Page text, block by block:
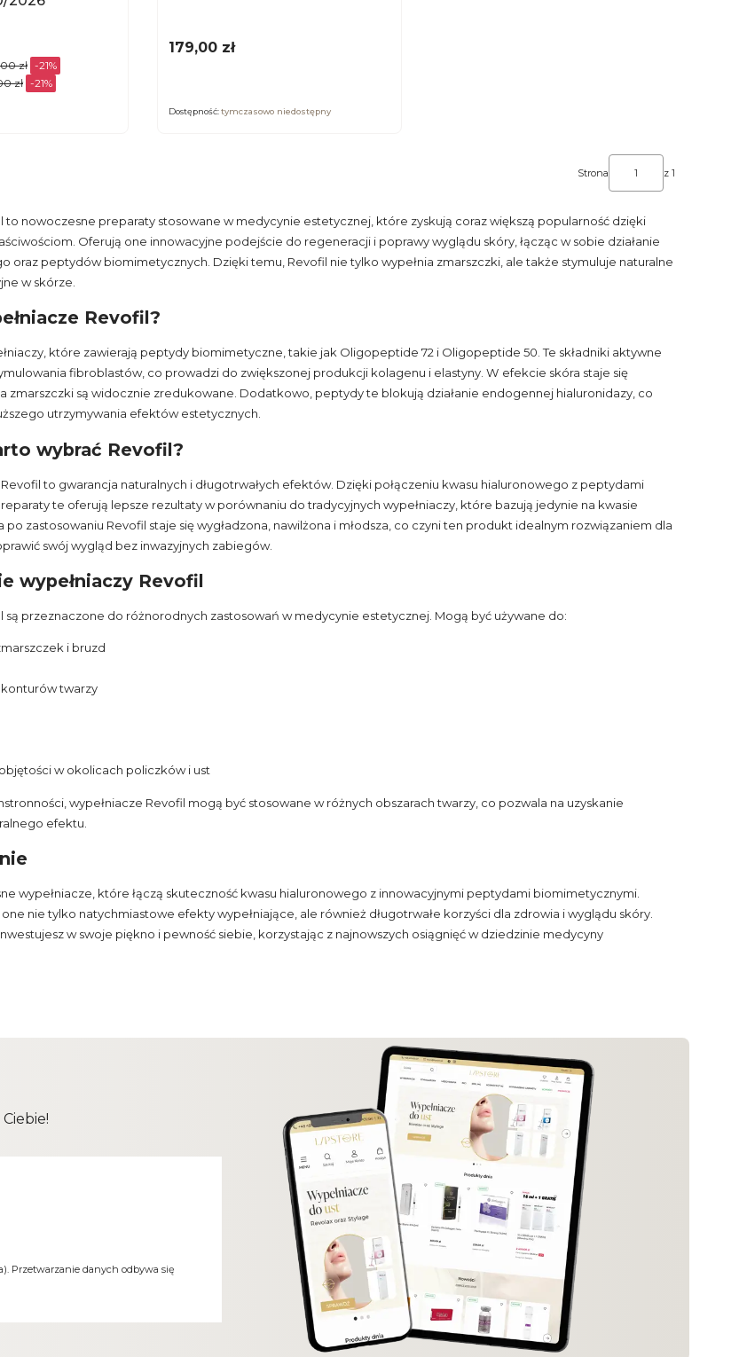
zł -21%
zł -21%
Cena
179,00 zł
Dostępność:tymczasowo niedostępny
Strona z 1
to nowoczesne preparaty stosowane w medycynie estetycznej, które zyskują coraz większą popularność dzięki
Oferują one innowacyjne podejście do regeneracji i poprawy wyglądu skóry, łącząc w sobie działanie
oraz peptydów biomimetycznych. Dzięki temu, Revofil nie tylko wypełnia zmarszczki, ale także stymuluje naturalne
w skórze.
Revofil?
które zawierają peptydy biomimetyczne, takie jak Oligopeptide 72 i Oligopeptide 50. Te składniki aktywne
fibroblastów, co prowadzi do zwiększonej produkcji kolagenu i elastyny. W efekcie skóra staje się
zmarszczki są widocznie zredukowane. Dodatkowo, peptydy te blokują działanie endogennej hialuronidazy, co
utrzymywania efektów estetycznych.
wybrać Revofil?
to gwarancja naturalnych i długotrwałych efektów. Dzięki połączeniu kwasu hialuronowego z peptydami
te oferują lepsze rezultaty w porównaniu do tradycyjnych wypełniaczy, które bazują jedynie na kwasie
po zastosowaniu Revofil staje się wygładzona, nawilżona i młodsza, co czyni ten produkt idealnym rozwiązaniem dla
swój wygląd bez inwazyjnych zabiegów.
wypełniaczy Revofil
są przeznaczone do różnorodnych zastosowań w medycynie estetycznej. Mogą być używane do:
i bruzd
twarzy
w okolicach policzków i ust
wypełniacze Revofil mogą być stosowane w różnych obszarach twarzy, co pozwala na uzyskanie
efektu.
wypełniacze, które łączą skuteczność kwasu hialuronowego z innowacyjnymi peptydami biomimetycznymi.
nie tylko natychmiastowe efekty wypełniające, ale również długotrwałe korzyści dla zdrowia i wyglądu skóry.
w swoje piękno i pewność siebie, korzystając z najnowszych osiągnięć w dziedzinie medycyny
Przetwarzanie danych odbywa się